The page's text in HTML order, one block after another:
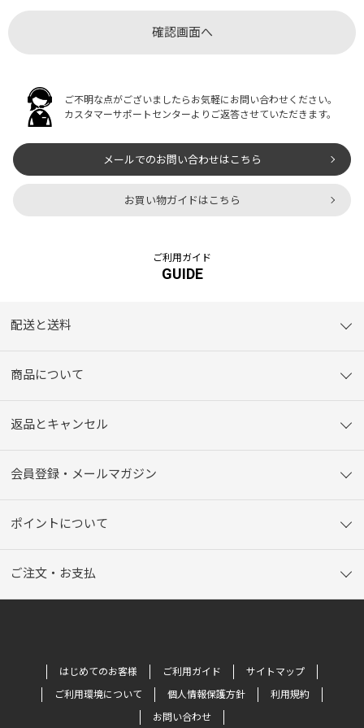
ご不明な点がございましたらお気軽にお問い合わせください。
カスタマーサポートセンターよりご返答させていただきます。
メールでのお問い合わせはこちら
お買い物ガイドはこちら
ご利用ガイド
GUIDE
配送と送料
商品について
返品とキャンセル
会員登録・メールマガジン
ポイントについて
ご注文・お支払
はじめてのお客様 ご利用ガイド
サイトマップ
ご利用環境について
個人情報保護方針
利用規約
お問い合わせ